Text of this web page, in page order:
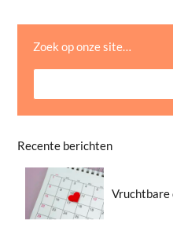
Zoek op onze site…
Recente berichten
Vruchtbare